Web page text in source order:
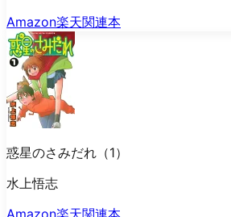
Amazon楽天関連本
惑星のさみだれ（1）
水上悟志
Amazon楽天関連本